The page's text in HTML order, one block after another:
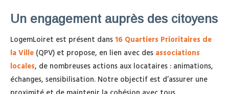
Un engagement auprès des citoyens
LogemLoiret est présent dans 16 Quartiers Prioritaires de
la Ville (QPV) et propose, en lien avec des associations
locales, de nombreuses actions aux locataires : animations,
échanges, sensibilisation. Notre objectif est d’assurer une